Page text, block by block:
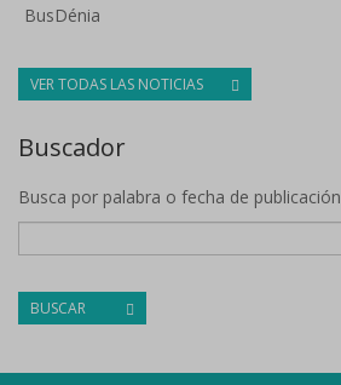
BusDénia
VER TODAS LAS NOTICIAS
Buscador
Busca por palabra o fecha de publicación
BUSCAR